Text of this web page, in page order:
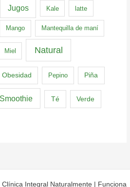
Jugos Kale latte
Mango Mantequilla de maní
Miel Natural
Obesidad Pepino Piña
Smoothie Té Verde
Integral Naturalmente | Funciona